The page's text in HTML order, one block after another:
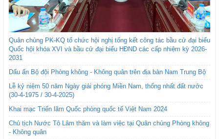
Quân chủng PK-KQ tổ chức hội nghị tổng kết công tác bầu cử đại biểu
Quốc hội khóa XVI và bầu cử đại biểu HĐND các cấp nhiệm kỳ 2026-
2031
Dấu ấn Bộ đội Phòng không - Không quân trên địa bàn Nam Trung Bộ
Lễ kỷ niệm 50 năm Ngày giải phóng Miền Nam, thống nhất đất nước
(30-4-1975 / 30-4-2025)
Khai mạc Triển lãm Quốc phòng quốc tế Việt Nam 2024
Chủ tịch Nước Tô Lâm thăm và làm việc tại Quân chủng Phòng không
- Không quân